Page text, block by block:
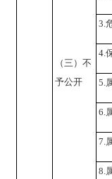
（三）不
予公开
3.
4.
5.
6.
7.
8.